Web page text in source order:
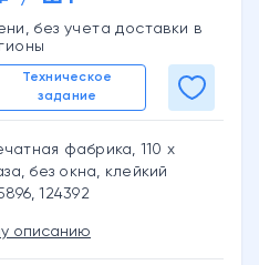
без учета доставки в
Техническое
задание
фабрика, 110 х
без окна, клейкий
124392
описанию